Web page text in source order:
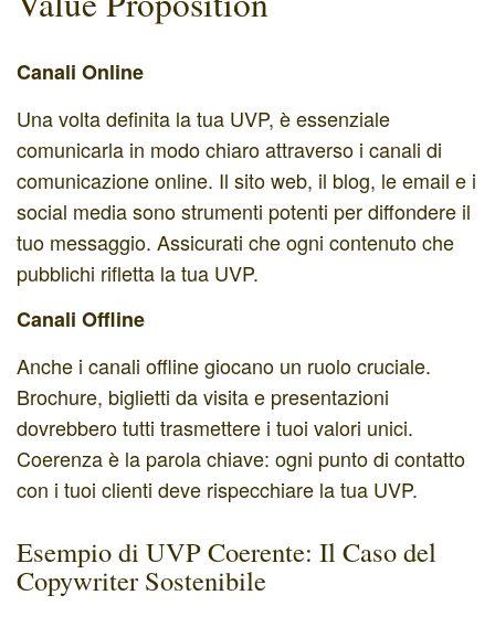
Canali Online
Una volta definita la tua UVP, è essenziale
comunicarla in modo chiaro attraverso i canali di
comunicazione online. Il sito web, il blog, le email e i
social media sono strumenti potenti per diffondere il
tuo messaggio. Assicurati che ogni contenuto che
pubblichi rifletta la tua UVP.
Canali Offline
Anche i canali offline giocano un ruolo cruciale.
Brochure, biglietti da visita e presentazioni
dovrebbero tutti trasmettere i tuoi valori unici.
Coerenza è la parola chiave: ogni punto di contatto
con i tuoi clienti deve rispecchiare la tua UVP.
Esempio di UVP Coerente: Il Caso del
Copywriter Sostenibile